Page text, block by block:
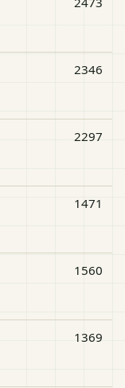
2346
2297
1471
1560
1369